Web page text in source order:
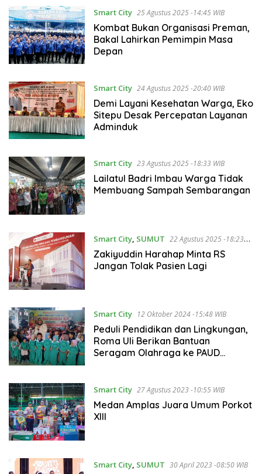
Smart City 25 Agustus 2025 -14:45 WIB
Kombat Bukan Organisasi Preman,
Bakal Lahirkan Pemimpin Masa
Depan
Smart City 24 Agustus 2025 -20:40 WIB
Demi Layani Kesehatan Warga, Eko
Sitepu Desak Percepatan Layanan
Adminduk
Smart City 23 Agustus 2025 -18:33 WIB
Lailatul Badri Imbau Warga Tidak
Membuang Sampah Sembarangan
Smart City, SUMUT 22 Agustus 2025 -18:23
WIB
Zakiyuddin Harahap Minta RS
Jangan Tolak Pasien Lagi
Smart City 12 Oktober 2024 -15:48 WIB
Peduli Pendidikan dan Lingkungan,
Roma Uli Berikan Bantuan
Seragam Olahraga ke PAUD
Smart City 27 Agustus 2023 -10:55 WIB
Medan Amplas Juara Umum Porkot
XIII
Smart City, SUMUT 30 April 2023 -08:50 WIB